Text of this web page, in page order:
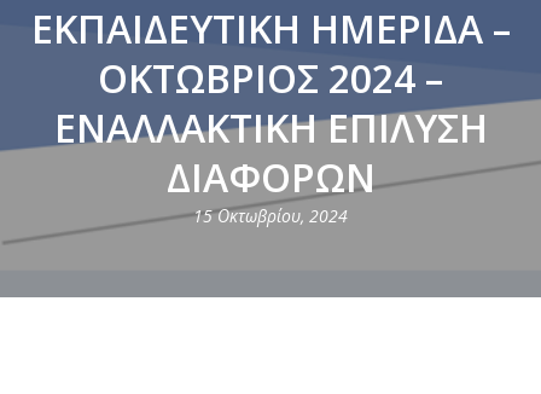
ΕΚΠΑΙΔΕΥΤΙΚΗ ΗΜΕΡΙΔΑ –
ΟΚΤΩΒΡΙΟΣ 2024 –
ΕΝΑΛΛΑΚΤΙΚΗ ΕΠΙΛΥΣΗ
ΔΙΑΦΟΡΩΝ
15 Οκτωβρίου, 2024